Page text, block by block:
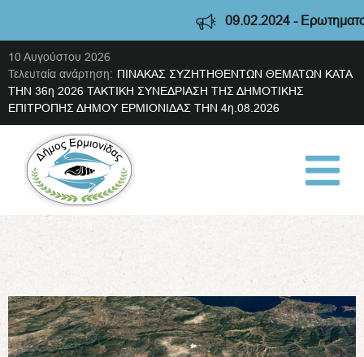
09.02.2024 -
10 Αυγούστου 2026
Τελευταία ανάρτηση: ΠΙΝΑΚΑΣ ΣΥΖΗΤΗΘΕΝΤΩΝ ΘΕΜΑΤΩΝ ΚΑΤΑ
ΤΗΝ 36η 2026 ΤΑΚΤΙΚΗ ΣΥΝΕΔΡΙΑΣΗ ΤΗΣ ΔΗΜΟΤΙΚΗΣ
ΕΠΙΤΡΟΠΗΣ ΔΗΜΟΥ ΕΡΜΙΟΝΙΔΑΣ ΤΗΝ 4η.08.2026